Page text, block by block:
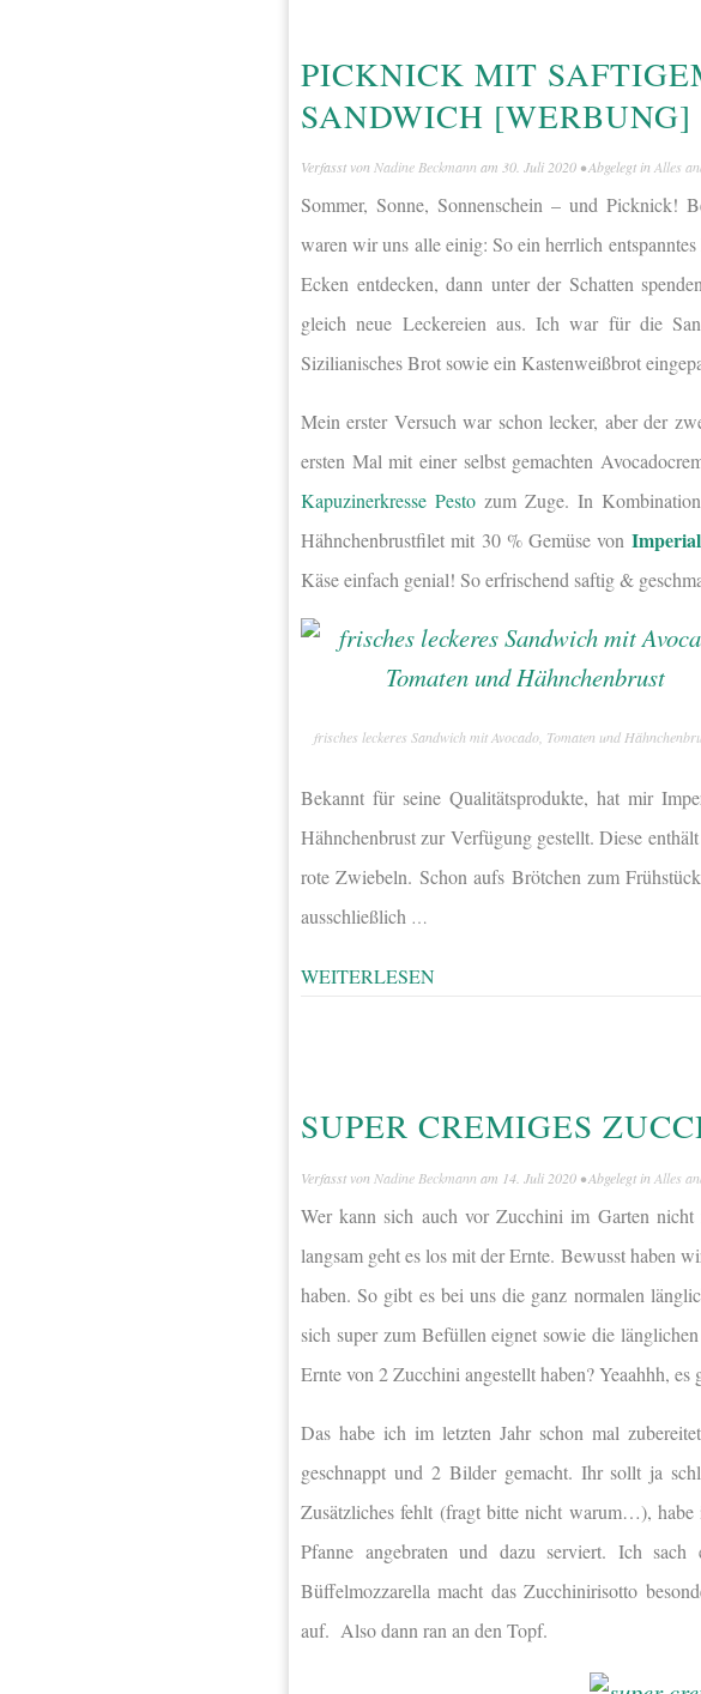
PICKNICK MIT
SANDWICH [WERBUNG]
Verfasst von Nadine Beckmann am 30. Juli 2020 • Abgelegt in Alles
Sommer, Sonne, Sonnenschein – und Picknick!
waren wir uns alle einig: So ein herrlich
Ecken entdecken, dann unter der Schatten
gleich neue Leckereien aus. Ich war für die
Sizilianisches Brot sowie ein Kastenweißbrot
Mein erster Versuch war schon lecker, aber der
ersten Mal mit einer selbst gemachten
Kapuzinerkresse Pestozum Zuge. In Kombination
Hähnchenbrustfilet mit 30 % Gemüse von
Käse einfach genial! So erfrischend saftig &
frisches leckeres Sandwich mit Avocado, Tomaten und
Bekannt für seine Qualitätsprodukte, hat mir
Hähnchenbrust zur Verfügung gestellt. Diese
rote Zwiebeln. Schon aufs Brötchen zum
ausschließlich …
WEITERLESEN
SUPER CREMIGES
Verfasst von Nadine Beckmann am 14. Juli 2020 • Abgelegt in Alles
Wer kann sich auch vor Zucchini im Garten
langsam geht es los mit der Ernte. Bewusst haben
haben. So gibt es bei uns die ganz normalen
sich super zum Befüllen eignet sowie die
Ernte von 2 Zucchini angestellt haben? Yeaahhh, es
Das habe ich im letzten Jahr schon mal
geschnappt und 2 Bilder gemacht. Ihr sollt ja
Zusätzliches fehlt (fragt bitte nicht warum…),
Pfanne angebraten und dazu serviert. Ich
Büffelmozzarella macht das Zucchinirisotto
auf. Also dann ran an den Topf.